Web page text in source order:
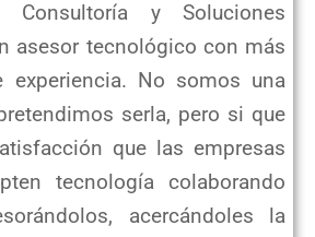
Consultoría y Soluciones
asesor tecnológico con más
No somos una
serla, pero si que
que las empresas
tecnología colaborando
acercándoles la